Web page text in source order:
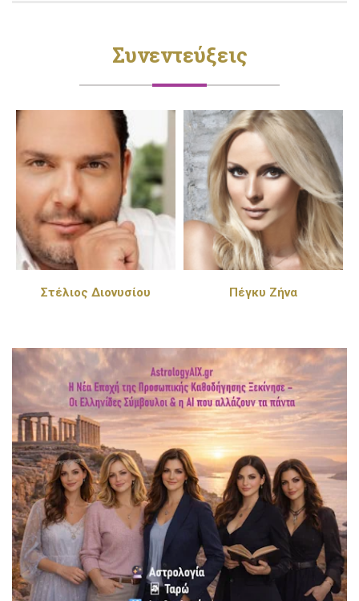
Συνεντεύξεις
Στέλιος Διονυσίου Πέγκυ Ζήνα